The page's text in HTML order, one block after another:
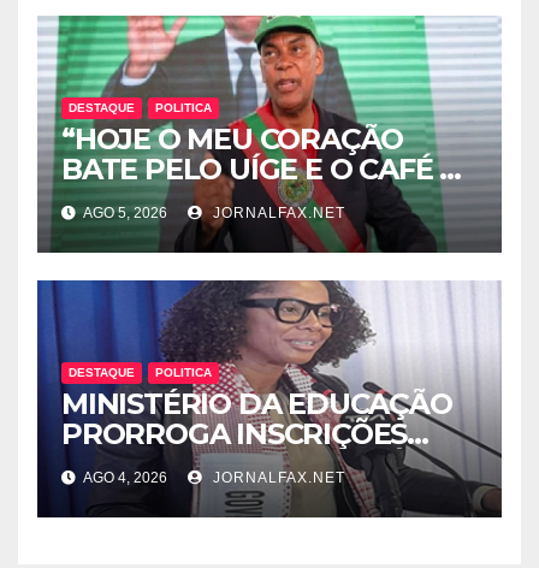
DESTAQUE POLITICA
“HOJE O MEU CORAÇÃO
BATE PELO UÍGE E O CAFÉ É
UMA RIQUEZA QUE DORME E
PODE DESPERTAR ANGOLA”
– DISSE ACJ PRESIDENTE DA
UNITA
AGO 5, 2026 JORNALFAX.NET
DESTAQUE POLITICA
MINISTÉRIO DA EDUCAÇÃO
PRORROGA INSCRIÇÕES
PARA ENSINO SECUNDÁRIO
ATÉ 7 DE AGOSTO
AGO 4, 2026 JORNALFAX.NET